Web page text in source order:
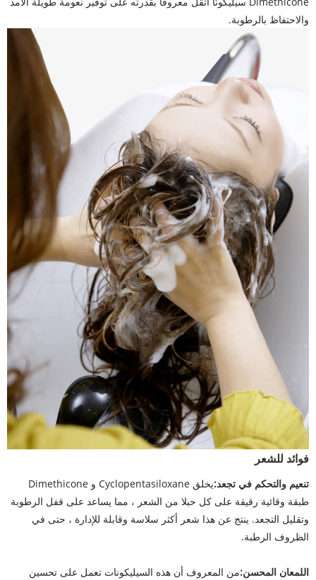
والاحتفاظ بالرطوبة.
فوائد للشعر
تنعيم والتحكم في تجعد:
يخلق Cyclopentasiloxane و Dimethicone
طبقة وقائية رقيقة على كل حبلا من الشعر ، مما يساعد على قفل الرطوبة
وتقليل التجعد. ينتج عن هذا شعر أكثر سلاسة وقابلة للإدارة ، حتى في
الظروف الرطبة.
اللمعان المحسن:من المعروف أن هذه السيليكونات تعمل على تحسين